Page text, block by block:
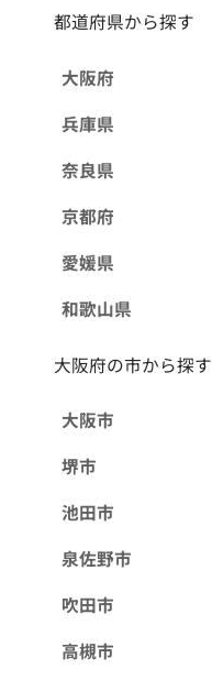
都道府県から探す
大阪府
兵庫県
奈良県
京都府
愛媛県
和歌山県
大阪府の市から探す
大阪市
堺市
池田市
泉佐野市
吹田市
高槻市